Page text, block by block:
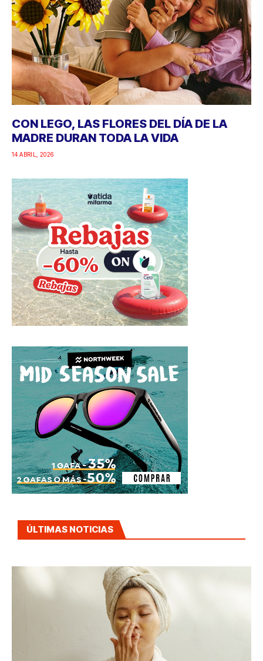
CON LEGO, LAS FLORES DEL DÍA DE LA
MADRE DURAN TODA LA VIDA
14 ABRIL, 2026
ÚLTIMAS NOTICIAS